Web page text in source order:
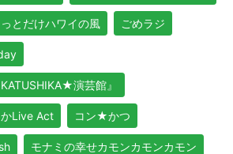
とだけハワイの風 ごめラジ
演芸館』
Live Act コン★かつ
モナミの幸せカモンカモンカモン